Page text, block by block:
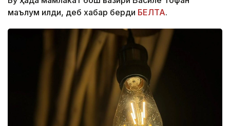
маълум қилди, деб хабар берди БЕЛТА.